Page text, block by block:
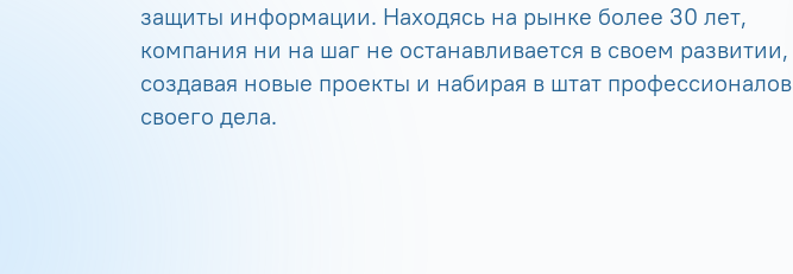
защиты информации. Находясь на рынке более 30 лет,
компания ни на шаг не останавливается в своем развитии,
создавая новые проекты и набирая в штат профессионалов
своего дела.